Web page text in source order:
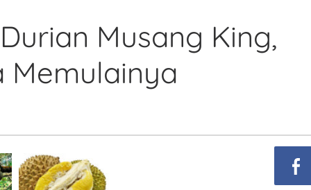
Musang King,
Memulainya